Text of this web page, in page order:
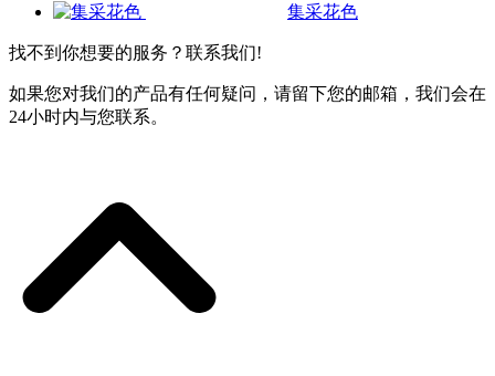
集采花色
找不到你想要的服务？联系我们!
如果您对我们的产品有任何疑问，请留下您的邮箱，我们会在
24小时内与您联系。